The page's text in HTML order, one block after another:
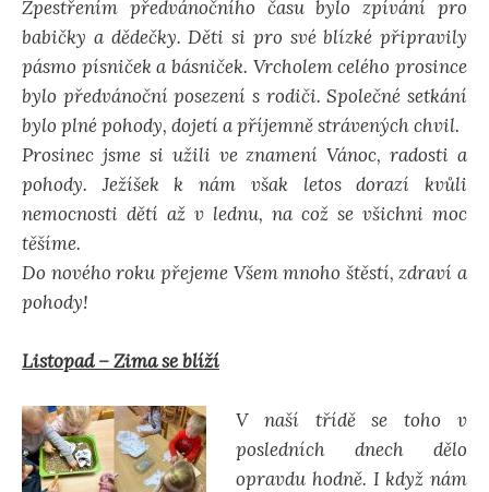
Zpestřením předvánočního času bylo zpívání pro
babičky a dědečky. Děti si pro své blízké připravily
pásmo písniček a básniček. Vrcholem celého prosince
bylo předvánoční posezení s rodiči. Společné setkání
bylo plné pohody, dojetí a příjemně strávených chvil.
Prosinec jsme si užili ve znamení Vánoc, radosti a
pohody. Ježíšek k nám však letos dorazí kvůli
nemocnosti dětí až v lednu, na což se všichni moc
těšíme.
Do nového roku přejeme Všem mnoho štěstí, zdraví a
pohody!
Listopad – Zima se blíží
V naší třídě se toho v
posledních dnech dělo
opravdu hodně. I když nám